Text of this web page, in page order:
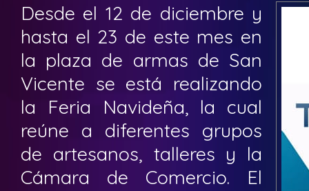
Desde el 12 de diciembre y
hasta el 23 de este mes en
la plaza de armas de San
Vicente se está realizando
la Feria Navideña, la cual
reúne a diferentes grupos
de artesanos, talleres y la
Cámara de Comercio. El